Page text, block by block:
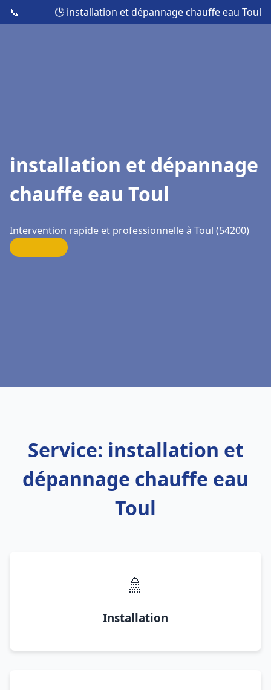
📞 🕒 installation et dépannage chauffe eau Toul
installation et dépannage
chauffe eau Toul
Intervention rapide et professionnelle à Toul (54200)
Service: installation et
dépannage chauffe eau
Toul
🚿
Installation